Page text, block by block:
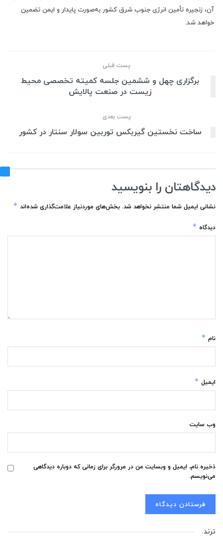
آن، زنجیره تأمین انرژی جنوب شرق کشور به‌صورت پایدار و ایمن تضمین
خواهد شد.
پست قبلی
برگزاری چهل و ششمین جلسه کمیته تخصصی محیط
زیست در صنعت پالایش
پست بعدی
ساخت نخستین گیربکس توربین سولار سنتار در کشور
دیدگاهتان را بنویسید
نشانی ایمیل شما منتشر نخواهد شد. بخش‌های موردنیاز علامت‌گذاری شده‌اند *
دیدگاه *
نام *
ایمیل *
وب‌ سایت
ذخیره نام، ایمیل و وبسایت من در مرورگر برای زمانی که دوباره دیدگاهی
می‌نویسم.
ترند.